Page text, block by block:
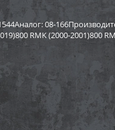
12022
Бампер
12517
08-
RMK (2000-2001)800